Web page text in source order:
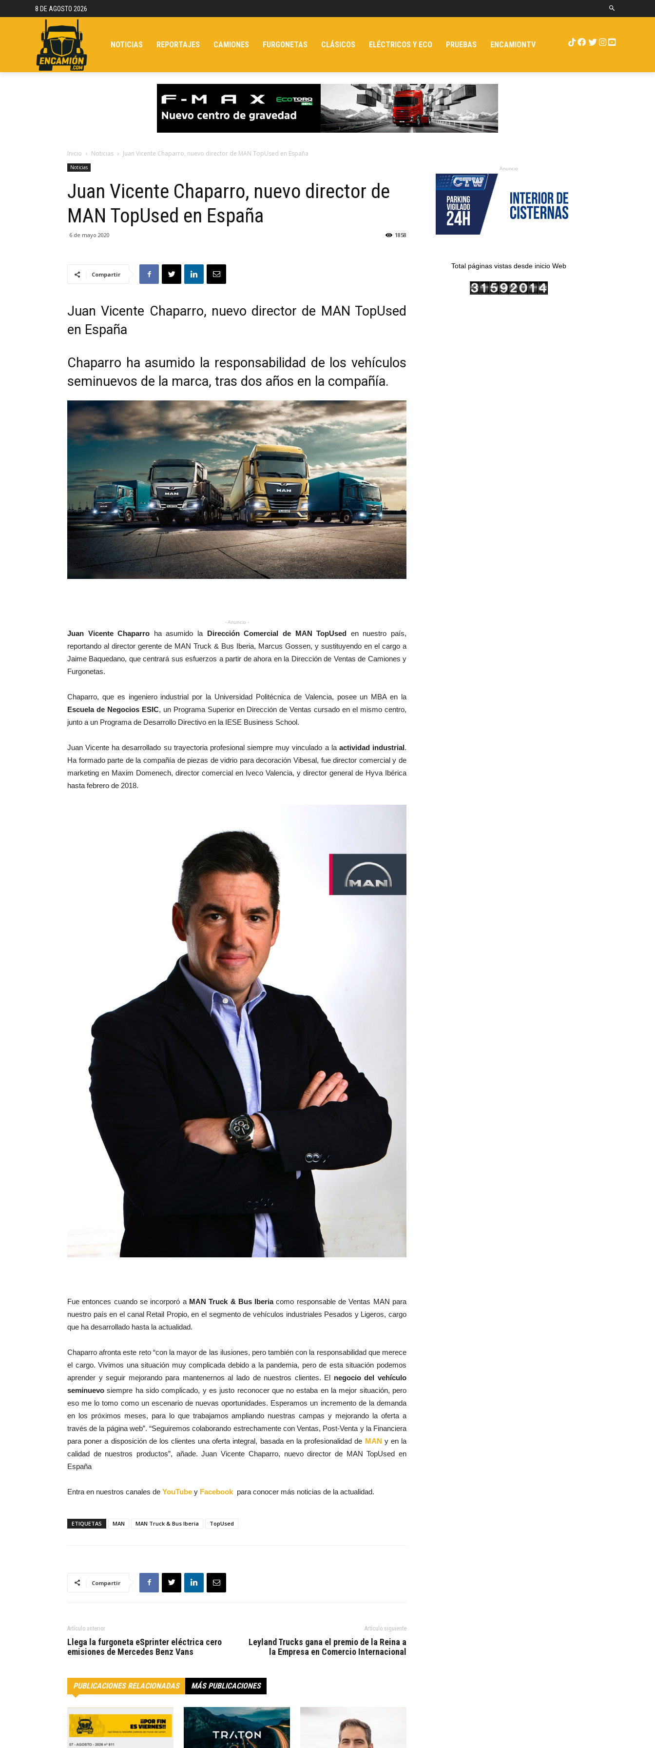
8 DE AGOSTO 2026
NOTICIAS REPORTAJES CAMIONES FURGONETAS CLÁSICOS ELÉCTRICOS Y ECO PRUEBAS ENCAMIONTV
Inicio Noticias Juan Vicente Chaparro, nuevo director de MAN TopUsed en España
Noticias
Juan Vicente Chaparro, nuevo director de
MAN TopUsed en España
6 de mayo 2020 1858
Compartir
Juan Vicente Chaparro, nuevo director de MAN TopUsed
en España
Chaparro ha asumido la responsabilidad de los vehículos
seminuevos de la marca, tras dos años en la compañía.
- Anuncio -
Juan Vicente Chaparro ha asumido la Dirección Comercial de MAN TopUsed en nuestro país,
reportando al director gerente de MAN Truck & Bus Iberia, Marcus Gossen, y sustituyendo en el cargo a
Jaime Baquedano, que centrará sus esfuerzos a partir de ahora en la Dirección de Ventas de Camiones y
Furgonetas.
Chaparro, que es ingeniero industrial por la Universidad Politécnica de Valencia, posee un MBA en la
Escuela de Negocios ESIC, un Programa Superior en Dirección de Ventas cursado en el mismo centro,
junto a un Programa de Desarrollo Directivo en la IESE Business School.
Juan Vicente ha desarrollado su trayectoria profesional siempre muy vinculado a la actividad industrial.
Ha formado parte de la compañía de piezas de vidrio para decoración Vibesal, fue director comercial y de
marketing en Maxim Domenech, director comercial en Iveco Valencia, y director general de Hyva Ibérica
hasta febrero de 2018.
Fue entonces cuando se incorporó a MAN Truck & Bus Iberiacomo responsable de Ventas MAN para
nuestro país en el canal Retail Propio, en el segmento de vehículos industriales Pesados y Ligeros, cargo
que ha desarrollado hasta la actualidad.
Chaparro afronta este reto “con la mayor de las ilusiones, pero también con la responsabilidad que merece
el cargo. Vivimos una situación muy complicada debido a la pandemia, pero de esta situación podemos
aprender y seguir mejorando para mantenernos al lado de nuestros clientes. El negocio del vehículo
seminuevo siempre ha sido complicado, y es justo reconocer que no estaba en la mejor situación, pero
eso me lo tomo como un escenario de nuevas oportunidades. Esperamos un incremento de la demanda
en los próximos meses, para lo que trabajamos ampliando nuestras campas y mejorando la oferta a
través de la página web”. “Seguiremos colaborando estrechamente con Ventas, Post-Venta y la Financiera
para poner a disposición de los clientes una oferta integral, basada en la profesionalidad de MAN y en la
calidad de nuestros productos”, añade. Juan Vicente Chaparro, nuevo director de MAN TopUsed en
España
Entra en nuestros canales de YouTube y Facebook para conocer más noticias de la actualidad.
ETIQUETAS MAN MAN Truck & Bus Iberia TopUsed
Compartir
Artículo anterior
Llega la furgoneta eSprinter eléctrica cero
emisiones de Mercedes Benz Vans
Artículo siguiente
Leyland Trucks gana el premio de la Reina a
la Empresa en Comercio Internacional
PUBLICACIONES RELACIONADAS MÁS PUBLICACIONES
Anuncio
Total páginas vistas desde inicio Web